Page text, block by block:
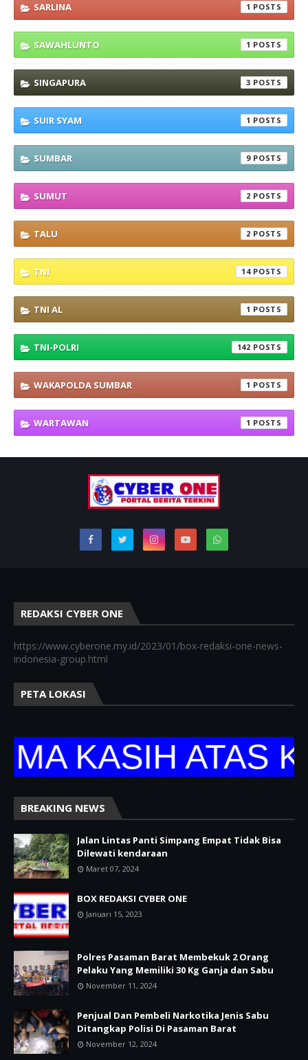
SARLINA 1
SAWAHLUNTO 1
SINGAPURA 3
SUIR SYAM 1
SUMBAR 9
SUMUT 2
TALU 2
TNI 14
TNI AL 1
TNI-POLRI 142
WAKAPOLDA SUMBAR 1
WARTAWAN 1
REDAKSI CYBER ONE
https://www.cyberone.my.id/2023/01/box-redaksi-one-news-
indonesia-group.html
PETA LOKASI
ATAS
BREAKING NEWS
Jalan Lintas Panti Simpang Empat Tidak Bisa
Dilewati kendaraan
Maret 07, 2024
BOX REDAKSI CYBER ONE
Januari 15, 2023
Polres Pasaman Barat Membekuk 2 Orang
Pelaku Yang Memiliki 30 Kg Ganja dan Sabu
November 11, 2024
Penjual Dan Pembeli Narkotika Jenis Sabu
Ditangkap Polisi Di Pasaman Barat
November 12, 2024